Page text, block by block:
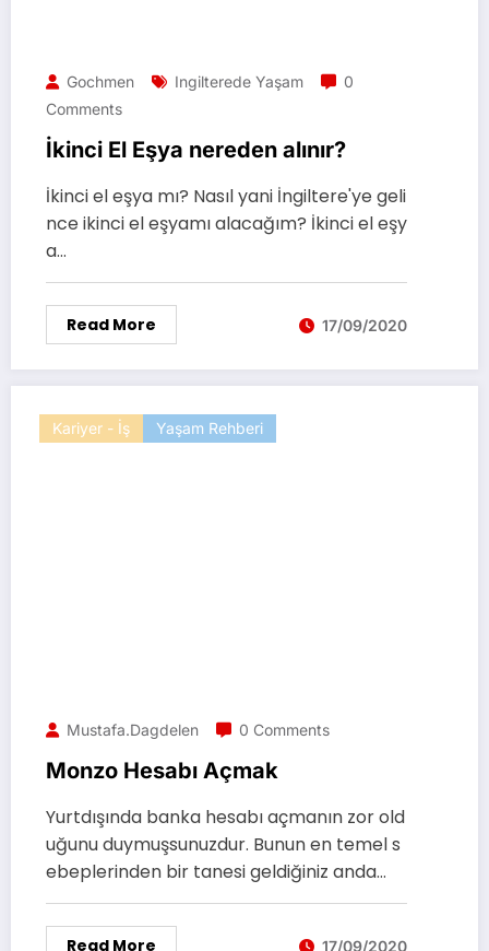
Gochmen Ingilterede Yaşam
0
Comments
İkinci El Eşya nereden alınır?
İkinci el eşya mı? Nasıl yani İngiltere'ye geli
nce ikinci el eşyamı alacağım? İkinci el eşy
a…
Read More 17/09/2020
Kariyer - İş Yaşam Rehberi
Mustafa.dagdelen 0 Comments
Monzo Hesabı Açmak
Yurtdışında banka hesabı açmanın zor old
uğunu duymuşsunuzdur. Bunun en temel s
ebeplerinden bir tanesi geldiğiniz anda…
Read More 17/09/2020